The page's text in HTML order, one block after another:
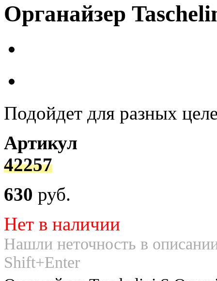
Органайзер
Подойдет для разных
Артикул
42257
630 руб.
Нет в наличии
Нашли неточность в
Shift+Enter